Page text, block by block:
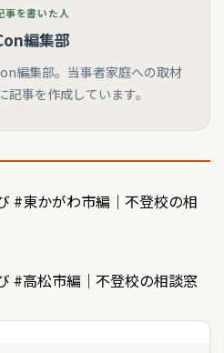
事を書いた人
編集部
編集部。当事者家庭への取材
記事を作成しています。
#東かがわ市編｜不登校の相
#高松市編｜不登校の相談窓